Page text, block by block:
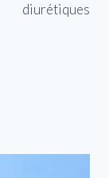
diurétiques